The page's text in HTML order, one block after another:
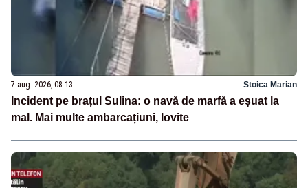
7 aug. 2026, 08:13 Stoica Marian
Incident pe brațul Sulina: o navă de marfă a eșuat la
mal. Mai multe ambarcațiuni, lovite